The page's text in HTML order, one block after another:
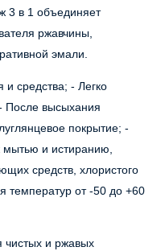
3 в 1 объединяет
ржавчины,
эмали.
средства; - Легко
После высыхания
покрытие; -
мытью и истиранию,
средств, хлористого
температур от -50 до +60
чистых и ржавых